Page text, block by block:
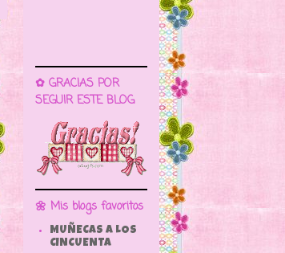
✿ GRACIAS POR
SEGUIR ESTE BLOG
🌼 Mis blogs favoritos
MUÑECAS A LOS
CINCUENTA